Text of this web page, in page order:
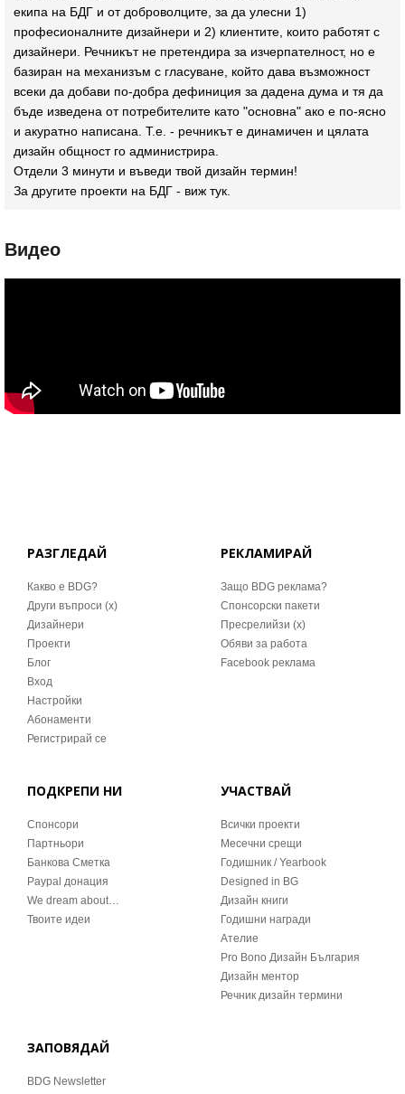
екипа на БДГ и от доброволците, за да улесни 1)
професионалните дизайнери и 2) клиентите, които работят с
дизайнери. Речникът не претендира за изчерпателност, но е
базиран на механизъм с гласуване, който дава възможност
всеки да добави по-добра дефиниция за дадена дума и тя да
бъде изведена от потребителите като "основна" ако е по-ясно
и акуратно написана. Т.е. - речникът е динамичен и цялата
дизайн общност го администрира.
Отдели 3 минути и въведи твой дизайн термин!
За другите проекти на БДГ - виж тук
Видео
РАЗГЛЕДАЙ
Какво е BDG?
Други въпроси (x)
Дизайнери
Проекти
Блог
Вход
Настройки
Абонаменти
Регистрирай се
РЕКЛАМИРАЙ
Защо BDG реклама?
Спонсорски пакети
Пресрелийзи (x)
Обяви за работа
Facebook реклама
ПОДКРЕПИ НИ
Спонсори
Партньори
Банкова Сметка
Paypal донация
We dream about…
Твоите идеи
УЧАСТВАЙ
Всички проекти
Месечни срещи
Годишник / Yearbook
Designed in BG
Дизайн книги
Годишни награди
Ателие
Pro Bono Дизайн България
Дизайн ментор
Речник дизайн термини
ЗАПОВЯДАЙ
BDG Newsletter